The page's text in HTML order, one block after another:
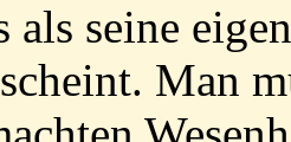
als seine
Man